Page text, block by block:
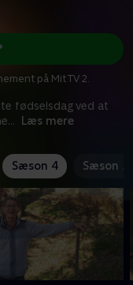
fødselsdag ved at
... Læs mere
på Mit TV 2.
Sæson 4 Sæson 5